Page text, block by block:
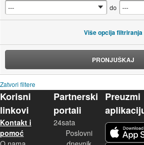
do
Više opcija filtriranja
PRONJUŠKAJ
Zatvori filtere
Korisni
linkovi
Kontakt i
pomoć
Partnerski
portali
24sata
Poslovni
Preuzmi